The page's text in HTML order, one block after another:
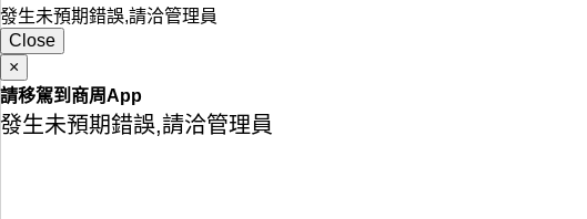
發生未預期錯誤,請洽管理員
Close
×
請移駕到商周App
發生未預期錯誤,請洽管理員